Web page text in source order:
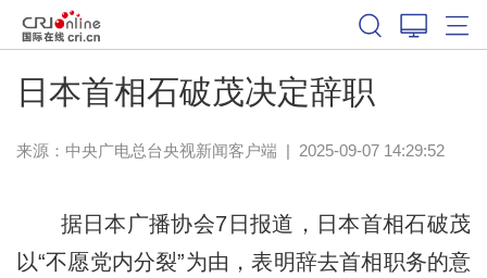
日本首相石破茂决定辞职
来源： 中央广电总台央视新闻客户端 | 2025-09-07 14:29:52
据日本广播协会7日报道，日本首相石破茂
以“不愿党内分裂”为由，表明辞去首相职务的意